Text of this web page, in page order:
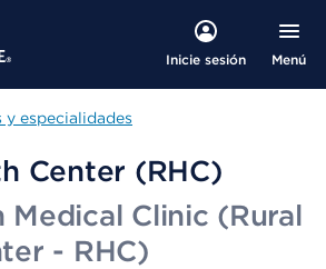
Inicie sesión Menú
especialidades
especialidades
Center (RHC)
Medical Clinic (Rural
- RHC)